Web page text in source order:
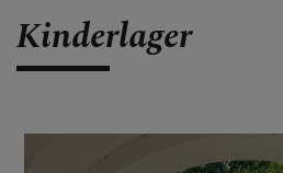
Kinderlager